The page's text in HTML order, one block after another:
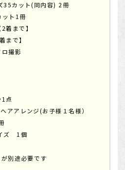
35カット(同内容) 2冊
ット1冊
着まで】
まで】
撮影
1点
アアレンジ(お子様１名様）
ズ 1個
別途必要です